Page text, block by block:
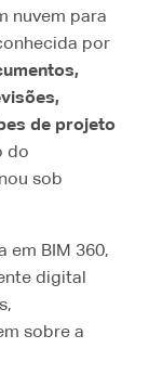
nuvem para
por
de projeto
do
sob
em BIM 360,
digital
sobre a